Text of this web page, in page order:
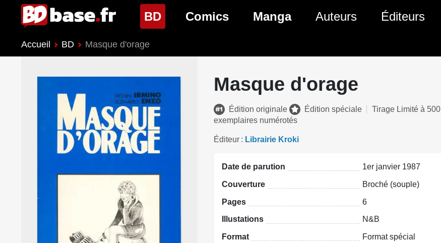
BD(page courante)
Nouveautés BD
Genres BD
Comics Manga
Genres Manga
Auteurs Éditeurs
Accueil BD Masque d'orage
Masque d'orage
Édition originale Édition spéciale
Tirage Limité à 500
exemplaires numérotés
Éditeur Librairie Kroki
Date de parution 1er janvier 1987
Couverture Broché (souple)
Pages 6
Illustations N&B
Format Format spécial